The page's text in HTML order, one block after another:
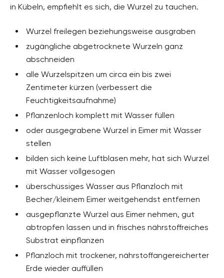
in Kübeln, empfiehlt es sich, die Wurzel zu tauchen.
Wurzel freilegen beziehungsweise ausgraben
zugängliche abgetrocknete Wurzeln ganz
abschneiden
alle Wurzelspitzen um circa ein bis zwei
Zentimeter kürzen (verbessert die
Feuchtigkeitsaufnahme)
Pflanzenloch komplett mit Wasser füllen
oder ausgegrabene Wurzel in Eimer mit Wasser
stellen
bilden sich keine Luftblasen mehr, hat sich Wurzel
mit Wasser vollgesogen
überschüssiges Wasser aus Pflanzloch mit
Becher/kleinem Eimer weitgehendst entfernen
ausgepflanzte Wurzel aus Eimer nehmen, gut
abtropfen lassen und in frisches nährstoffreiches
Substrat einpflanzen
Pflanzloch mit trockener, nährstoffangereicherter
Erde wieder auffüllen